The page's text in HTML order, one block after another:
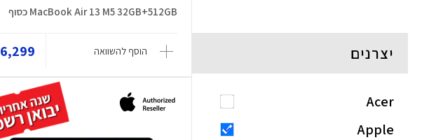
MacBook Air 13 M5 32GB+512GB כסוף
הוסף להשוואה 6,299 ₪ יצרנים
Acer
Apple